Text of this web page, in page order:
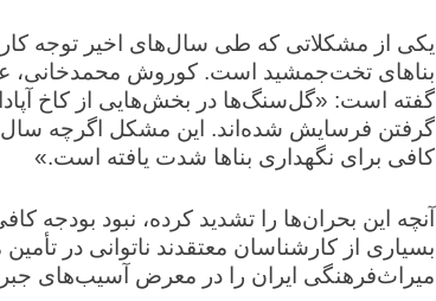
یکی از مشکلاتی که طی سال‌های اخیر توجه
بناهای تخت‌جمشید است. کوروش محمدخانی،
گفته است: «گل‌سنگ‌ها در بخش‌هایی از کاخ
گرفتن فرسایش شده‌اند. این مشکل اگرچه
کافی برای نگهداری بناها شدت یافته است.»
آنچه این بحران‌ها را تشدید کرده، نبود
بسیاری از کارشناسان معتقدند ناتوانی در
میراث‌فرهنگی ایران را در معرض آسیب‌های